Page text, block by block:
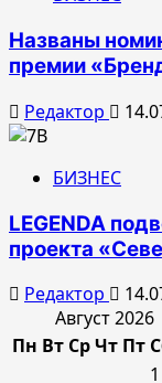
Названы
премии
Редактор
БИЗНЕС
LEGENDA
проекта
Редактор
Август 2026
Пн Вт СрЧт Пт
1